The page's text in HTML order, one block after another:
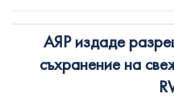
АЯР издаде
съхранение на